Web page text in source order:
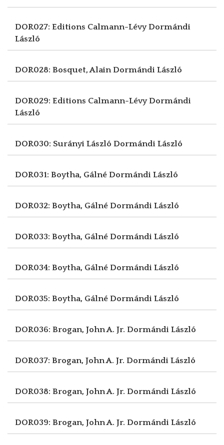
DOR027: Editions Calmann-LévyDormándi
László
DOR028: Bosquet, AlainDormándi László
DOR029: Editions Calmann-LévyDormándi
László
DOR030: Surányi László Dormándi László
DOR031: Boytha, Gálné Dormándi László
DOR032: Boytha, Gálné Dormándi László
DOR033: Boytha, Gálné Dormándi László
DOR034: Boytha, Gálné Dormándi László
DOR035: Boytha, Gálné Dormándi László
DOR036: Brogan, John A. Jr. Dormándi László
DOR037: Brogan, John A. Jr. Dormándi László
DOR038: Brogan, John A. Jr. Dormándi László
DOR039: Brogan, John A. Jr. Dormándi László